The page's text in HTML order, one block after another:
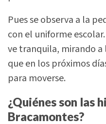
Pues se observa a la
con el uniforme
ve tranquila, mirando
que en los próximos
para moverse.
¿Quiénes son las
Bracamontes?